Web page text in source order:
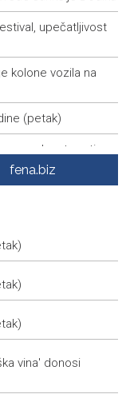
upečatljivost
kolone vozila na
(petak)
prednost protiv
plasmana u finale
2026.
50
7 August 2026
i posjetitelje kod
fena.biz
vina' donosi